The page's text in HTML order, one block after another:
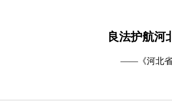
良法护航河
——《河北省